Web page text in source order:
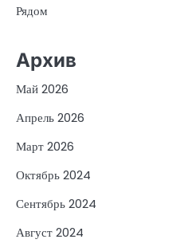
Рядом
Архив
Май 2026
Апрель 2026
Март 2026
Октябрь 2024
Сентябрь 2024
Август 2024